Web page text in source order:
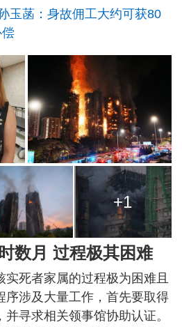
玉菡：身故佣工大约可获80
+1
数月 过程极其困难
死者家属的过程极为困难且
序涉及大量工作，首先要取得
寻求相关领事馆协助认证。